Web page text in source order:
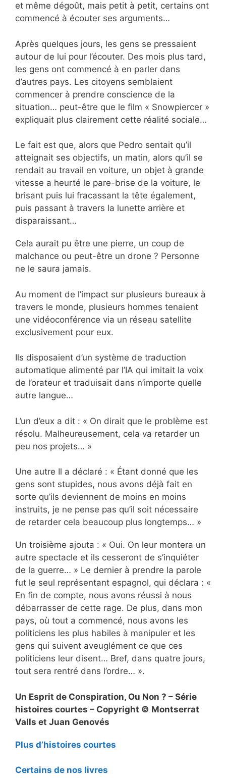
et même dégoût, mais petit à petit, certains ont
commencé à écouter ses arguments…
Après quelques jours, les gens se pressaient
autour de lui pour l’écouter. Des mois plus tard,
les gens ont commencé à en parler dans
d’autres pays. Les citoyens semblaient
commencer à prendre conscience de la
situation… peut-être que le film « Snowpiercer »
expliquait plus clairement cette réalité sociale…
Le fait est que, alors que Pedro sentait qu’il
atteignait ses objectifs, un matin, alors qu’il se
rendait au travail en voiture, un objet à grande
vitesse a heurté le pare-brise de la voiture, le
brisant puis lui fracassant la tête également,
puis passant à travers la lunette arrière et
disparaissant…
Cela aurait pu être une pierre, un coup de
malchance ou peut-être un drone ? Personne
ne le saura jamais.
Au moment de l’impact sur plusieurs bureaux à
travers le monde, plusieurs hommes tenaient
une vidéoconférence via un réseau satellite
exclusivement pour eux.
Ils disposaient d’un système de traduction
automatique alimenté par l’IA qui imitait la voix
de l’orateur et traduisait dans n’importe quelle
autre langue…
L’un d’eux a dit : « On dirait que le problème est
résolu. Malheureusement, cela va retarder un
peu nos projets… »
Une autre Il a déclaré : « Étant donné que les
gens sont stupides, nous avons déjà fait en
sorte qu’ils deviennent de moins en moins
instruits, je ne pense pas qu’il soit nécessaire
de retarder cela beaucoup plus longtemps… »
Un troisième ajouta : « Oui. On leur montera un
autre spectacle et ils cesseront de s’inquiéter
de la guerre… » Le dernier à prendre la parole
fut le seul représentant espagnol, qui déclara : «
En fin de compte, nous avons réussi à nous
débarrasser de cette rage. De plus, dans mon
pays, où tout a commencé, nous avons les
politiciens les plus habiles à manipuler et les
gens qui suivent aveuglément ce que ces
politiciens leur disent… Bref, dans quatre jours,
tout sera rentré dans l’ordre… ».
Un Esprit de Conspiration, Ou Non ? – Série
histoires courtes – Copyright © Montserrat
Valls et Juan Genovés
Plus d’histoires courtes
Certains de nos livres